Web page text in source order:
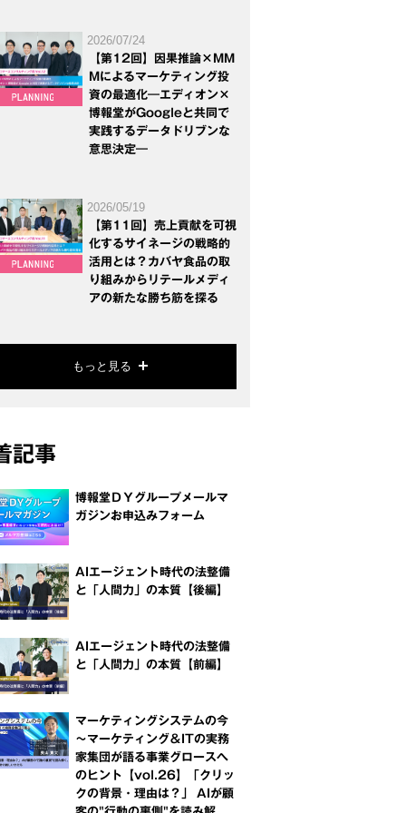
2026/07/24
【第12回】因果推論×MM
Mによるマーケティング投
資の最適化―エディオン×
博報堂がGoogleと共同で
実践するデータドリブンな
意思決定―
2026/05/19
【第11回】売上貢献を可視
化するサイネージの戦略的
活用とは？カバヤ食品の取
り組みからリテールメディ
アの新たな勝ち筋を探る
もっと見る
記事
博報堂ＤＹグループメールマ
ガジンお申込みフォーム
AIエージェント時代の法整備
と「人間力」の本質【後編】
AIエージェント時代の法整備
と「人間力」の本質【前編】
マーケティングシステムの今
～マーケティング＆ITの実務
家集団が語る事業グロースへ
のヒント【vol.26】「クリッ
クの背景・理由は？」 AIが顧